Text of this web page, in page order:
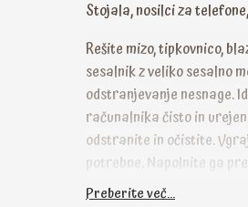
Stojala, nosilci za
Rešite mizo, tipkovnico,
sesalnik z veliko sesalno
odstranjevanje nesnage.
računalnika čisto in
odstranite in očistite.
potrebne. Napolnite ga
Preberite več...